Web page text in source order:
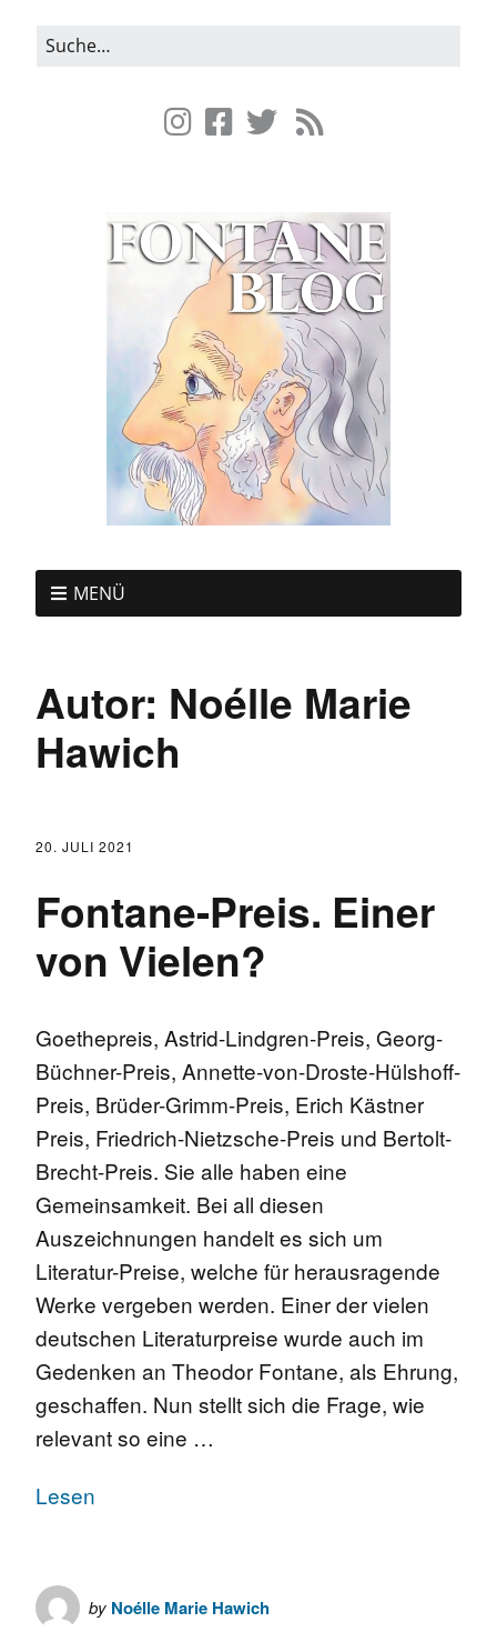
MENÜ
Autor: Noélle Marie
Hawich
20. JULI 2021
Fontane-Preis. Einer
von Vielen?
Goethepreis, Astrid-Lindgren-Preis, Georg-
Büchner-Preis, Annette-von-Droste-Hülshoff-
Preis, Brüder-Grimm-Preis, Erich Kästner
Preis, Friedrich-Nietzsche-Preis und Bertolt-
Brecht-Preis. Sie alle haben eine
Gemeinsamkeit. Bei all diesen
Auszeichnungen handelt es sich um
Literatur-Preise, welche für herausragende
Werke vergeben werden. Einer der vielen
deutschen Literaturpreise wurde auch im
Gedenken an Theodor Fontane, als Ehrung,
geschaffen. Nun stellt sich die Frage, wie
relevant so eine …
Lesen
by Noélle Marie Hawich